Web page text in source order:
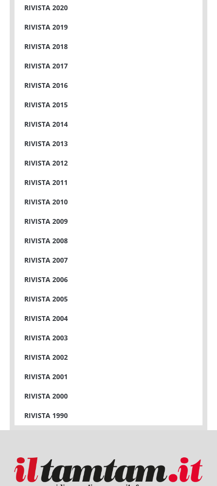
RIVISTA 2020
RIVISTA 2019
RIVISTA 2018
RIVISTA 2017
RIVISTA 2016
RIVISTA 2015
RIVISTA 2014
RIVISTA 2013
RIVISTA 2012
RIVISTA 2011
RIVISTA 2010
RIVISTA 2009
RIVISTA 2008
RIVISTA 2007
RIVISTA 2006
RIVISTA 2005
RIVISTA 2004
RIVISTA 2003
RIVISTA 2002
RIVISTA 2001
RIVISTA 2000
RIVISTA 1990